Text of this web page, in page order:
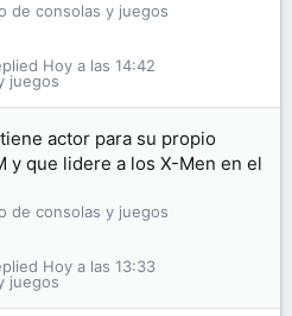
de consolas y juegos
juegos
Hoy a las 14:42
actor para su propio
y que lidere a los X-Men en el
de consolas y juegos
juegos
Hoy a las 13:33